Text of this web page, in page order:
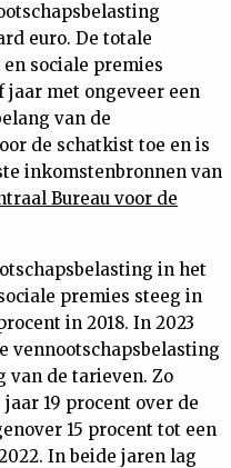
euro. De totale
sociale premies
met ongeveer een
van de
de schatkist toe en is
inkomstenbronnen van
Bureau voor de
in het
premies steeg in
in 2018. In 2023
vennootschapsbelasting
van de tarieven. Zo
19 procent over de
15 procent tot een
In beide jaren lag